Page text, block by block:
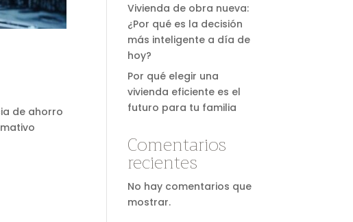
de ahorro
Vivienda de obra nueva:
¿Por qué es la decisión
más inteligente a día de
hoy?
Por qué elegir una
vivienda eficiente es el
futuro para tu familia
Comentarios
recientes
No hay comentarios que
mostrar.